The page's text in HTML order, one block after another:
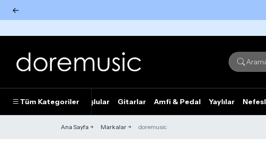
←
Tüm Kategoriler
Piyanolar Tuşlular Gitarlar Amfi & Pedal Yaylılar
Ana Sayfa Markalar doremusic
Tümünü Gör